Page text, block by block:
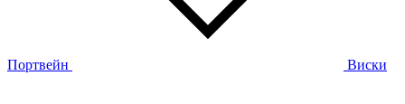
Портвейн Виски